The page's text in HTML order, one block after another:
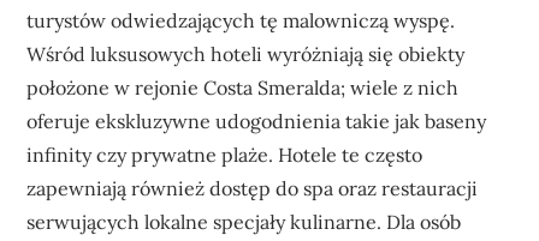
turystów odwiedzających tę malowniczą wyspę.
Wśród luksusowych hoteli wyróżniają się obiekty
położone w rejonie Costa Smeralda; wiele z nich
oferuje ekskluzywne udogodnienia takie jak baseny
infinity czy prywatne plaże. Hotele te często
zapewniają również dostęp do spa oraz restauracji
serwujących lokalne specjały kulinarne. Dla osób